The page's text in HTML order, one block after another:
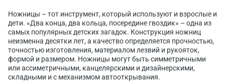
Ножницы – тот инструмент, который используют и взрослые и
дети. «Два конца, два кольца, посередине гвоздик» – одна из
самых популярных детских загадок. Конструкция ножниц
неизменна десятки лет, а качество определяется прочностью,
точностью изготовления, материалом лезвий и рукояток,
формой и размером. Ножницы могут быть симметричными
или ассиметричными, канцелярскими и дизайнерскими,
складными и с механизмом автооткрывания.